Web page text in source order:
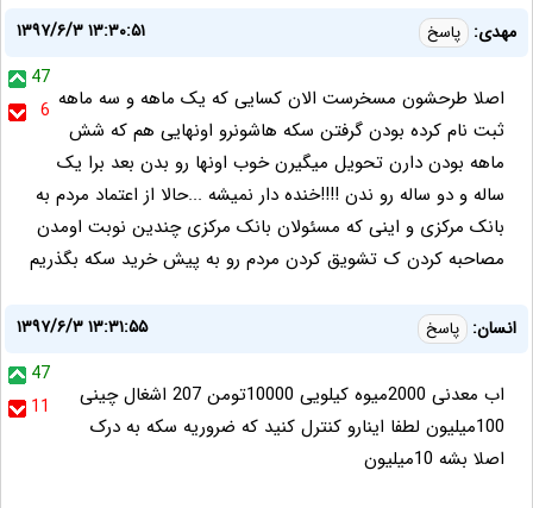
مهدی: پاسخ
۱۳۹۷/۶/۳ ۱۳:۳۰:۵۱
47
6 اصلا طرحشون مسخرست الان کسایی که یک ماهه و سه ماهه
ثبت نام کرده بودن گرفتن سکه هاشونرو اونهایی هم که شش
ماهه بودن دارن تحویل میگیرن خوب اونها رو بدن بعد برا یک
ساله و دو ساله رو ندن !!!!خنده دار نمیشه ...حالا از اعتماد مردم به
بانک مرکزی و اینی که مسئولان بانک مرکزی چندین نوبت اومدن
مصاحبه کردن ک تشویق کردن مردم رو به پیش خرید سکه بگذریم
انسان: پاسخ
۱۳۹۷/۶/۳ ۱۳:۳۱:۵۵
47
11
اب معدنی 2000میوه کیلویی 10000تومن 207 اشغال چینی
100میلیون لطفا اینارو کنترل کنید که ضروریه سکه به درک
اصلا بشه 10میلیون